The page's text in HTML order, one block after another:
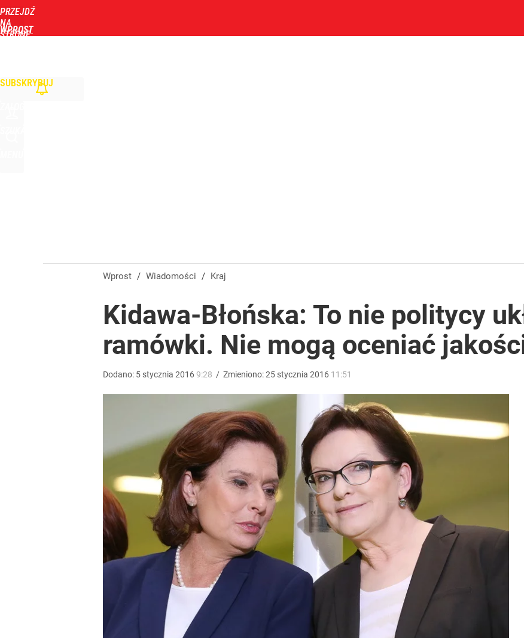
PRZEJDŹ
NA
STRONĘ
WPROST
SUBSKRYBUJ
dodaj
Kłopoty w imperium Sakiewicza? Fundacja prezesa TV Republika pod kreską
Wyrzucenie Morawieckiego nie wystarczyło. Szykuje się kolejne głośne odejście z PiS
Tego sondażu premier nie może zlekceważyć. Polacy o przywróceniu CPN
Wprost / Wiadomości / Kraj
Kidawa-Błońska: To nie politycy
ramówki. Nie mogą oceniać
Dodano: 5 stycznia 20169:28 / Zmieniono:25 stycznia 2016 11:51